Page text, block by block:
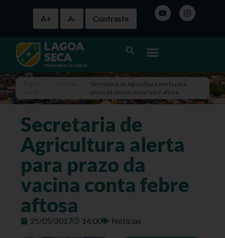
A+ A- Contraste
Secretaria de Agricultura alerta para
prazo da vacina conta febre aftosa
Secretaria de
Agricultura alerta
para prazo da
vacina conta febre
aftosa
25/05/2017 14:00 Notícias